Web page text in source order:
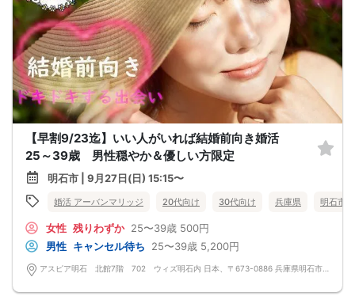
【早割9/23迄】いい人がいれば結婚前向き婚活
25～39歳 男性穏やか＆優しい方限定
明石市 | 9月27日(日) 15:15〜
婚活 アーバンマリッジ 20代向け 30代向け 兵庫県 明石市
女性 残りわずか 25〜39歳 500円
男性 キャンセル待ち 25〜39歳 5,200円
アスピア明石 北館7階 702 ウィズ明石内 日本、〒673-0886 兵庫県明石市東仲ノ町３−２４